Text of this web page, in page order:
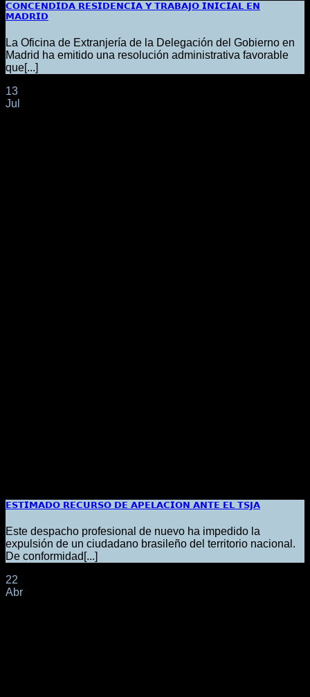
𝗖𝗢𝗡𝗖𝗘𝗡𝗗𝗜𝗗𝗔 𝗥𝗘𝗦𝗜𝗗𝗘𝗡𝗖𝗜𝗔 𝗬 𝗧𝗥𝗔𝗕𝗔𝗝𝗢 𝗜𝗡𝗜𝗖𝗜𝗔𝗟 𝗘𝗡
𝗠𝗔𝗗𝗥𝗜𝗗
La Oficina de Extranjería de la Delegación del Gobierno en
Madrid ha emitido una resolución administrativa favorable
que[...]
13
Jul
𝗘𝗦𝗧𝗜𝗠𝗔𝗗𝗢 𝗥𝗘𝗖𝗨𝗥𝗦𝗢 𝗗𝗘 𝗔𝗣𝗘𝗟𝗔𝗖𝗜𝗢𝗡 𝗔𝗡𝗧𝗘 𝗘𝗟 𝗧𝗦𝗝𝗔
Este despacho profesional de nuevo ha impedido la
expulsión de un ciudadano brasileño del territorio nacional.
De conformidad[...]
22
Abr